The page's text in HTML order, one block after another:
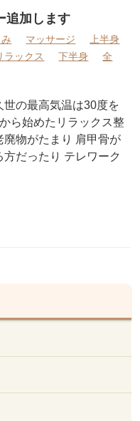
追加します
マッサージ
上半身
ラックス 下半身
全
の最高気温は30度を
ら始めたリラックス整
物がたまり 肩甲骨が
だったり テレワーク